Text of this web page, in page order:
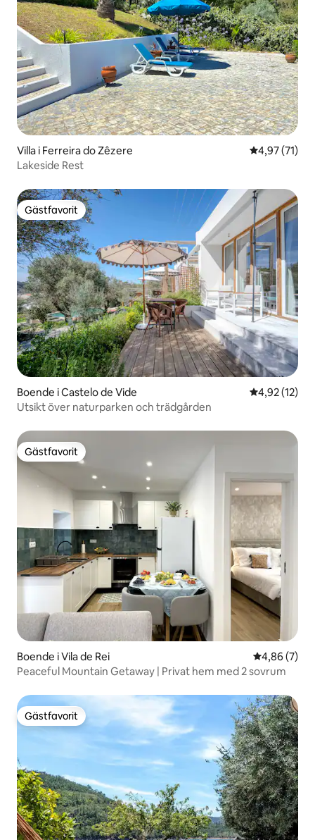
Villa i Ferreira do Zêzere 4,97 av 5 i
4,97 (71)
Lakeside Rest
Gästfavorit
Gästfavorit
Boende i Castelo de Vide 4,92 av 5 i
4,92 (12)
Utsikt över naturparken och trädgården
Gästfavorit
Gästfavorit
Boende i Vila de Rei 4,86 av 5 i
4,86 (7)
Peaceful Mountain Getaway | Privat hem med 2 sovrum
Gästfavorit
Gästfavorit